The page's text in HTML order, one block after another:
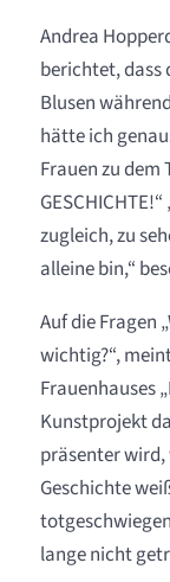
Andrea
berichtet, dass
Blusen
hätte ich
Frauen zu dem
zugleich, zu
alleine bin,“
Auf die Fragen
wichtig?“,
Frauenhauses
Kunstprojekt
präsenter wird,
Geschichte
lange nicht